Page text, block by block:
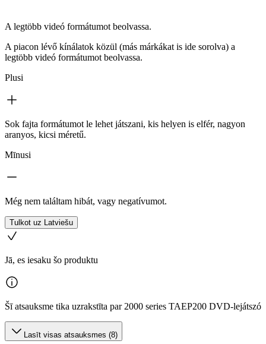
A legtöbb videó formátumot beolvassa.
A piacon lévő kínálatok közül (más márkákat is ide sorolva) a
legtöbb videó formátumot beolvassa.
Plusi
Sok fajta formátumot le lehet játszani, kis helyen is elfér, nagyon
aranyos, kicsi méretű.
Mīnusi
Még nem találtam hibát, vagy negatívumot.
Tulkot uz Latviešu
Jā, es iesaku šo produktu
Šī atsauksme tika uzrakstīta par 2000 series TAEP200 DVD-lejátszó
Lasīt visas atsauksmes (8)